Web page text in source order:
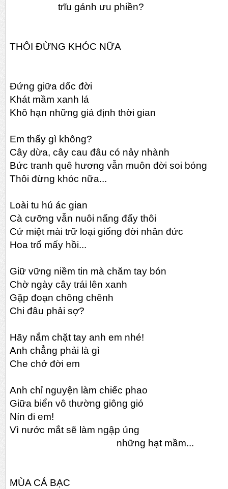
trĩu gánh ưu phiền?
THÔI ĐỪNG KHÓC NỮA
Đứng giữa dốc đời
Khát mầm xanh lá
Khô hạn những giả định thời gian
Em thấy gì không?
Cây dừa, cây cau đâu có nảy nhành
Bức tranh quê hương vẫn muôn đời soi bóng
Thôi đừng khóc nữa...
Loài tu hú ác gian
Cà cưỡng vẫn nuôi nấng đấy thôi
Cứ miệt mài trữ loại giống đời nhân đức
Hoa trổ mấy hồi...
Giữ vững niềm tin mà chăm tay bón
Chờ ngày cây trái lên xanh
Gặp đoạn chông chênh
Chi đâu phải sợ?
Hãy nắm chặt tay anh em nhé!
Anh chẳng phải là gì
Che chở đời em
Anh chỉ nguyện làm chiếc phao
Giữa biển vô thường giông gió
Nín đi em!
Vì nước mắt sẽ làm ngập úng
những hạt mầm...
MÙA CÁ BẠC